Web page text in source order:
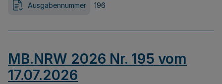
Ausgabennummer 196
MB.NRW 2026 Nr. 195 vom
17.07.2026